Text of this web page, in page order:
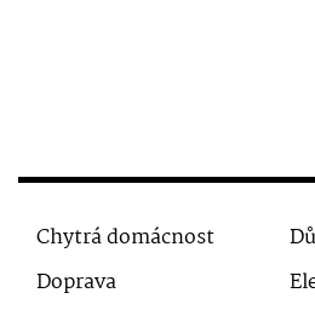
Chytrá domácnost
Doprava